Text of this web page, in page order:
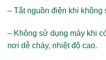
– Tắt nguồn điện khi không
– Không sử dụng máy khi
nơi dễ cháy, nhiệt độ cao.